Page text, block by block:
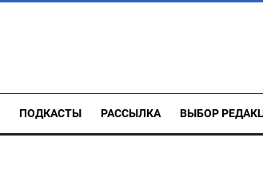
ПОДКАСТЫ РАССЫЛКА ВЫБОР